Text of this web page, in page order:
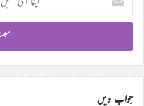
ای
میل
ڈی
درج
کریں
جواب دیں